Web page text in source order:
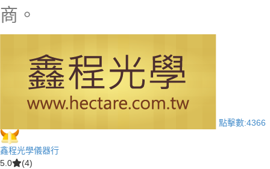
商。
點擊數:4366
鑫程光學儀器行
5.0
(4)